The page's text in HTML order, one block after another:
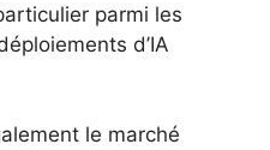
parmi les
d’IA
le marché